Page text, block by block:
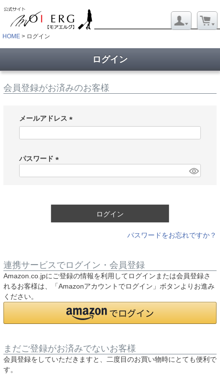
HOME ログイン
ログイン
会員登録がお済みのお客様
メールアドレス
必
パスワード
ログイン
パスワードをお忘れですか？
連携サービスでログイン・会員登録
Amazon.co.jpにご登録の情報を利用してログインまたは会員登録さ
れるお客様は、「Amazonアカウントでログイン」ボタンよりお進み
ください。
まだご登録がお済みでないお客様
会員登録をしていただきますと、二度目のお買い物時にとても便利で
す。